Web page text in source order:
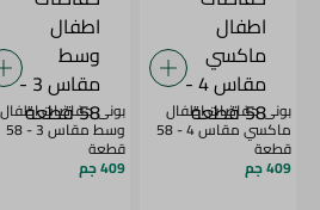
بونى حفاضات اطفال
ماكسي مقاس 4 - 58
قطعة
409 جم
بونى حفاضات اطفال
وسط مقاس 3 - 58
قطعة
409 جم